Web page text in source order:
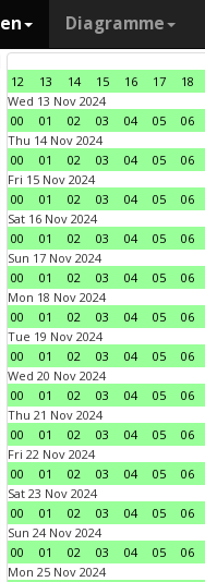
Diagramme
12 13 14 15 16 17 18
Wed 13 Nov 2024
00
01 02 03 04 05 06
Thu 14 Nov 2024
00
01 02 03 04 05 06
Fri 15 Nov 2024
00
01 02 03 04 05 06
Sat 16 Nov 2024
00
01 02 03 04 05 06
Sun 17 Nov 2024
00
01 02 03 04 05 06
Mon 18 Nov 2024
00
01 02 03 04 05 06
Tue 19 Nov 2024
00
01 02 03 04 05 06
Wed 20 Nov 2024
00
01 02 03 04 05 06
Thu 21 Nov 2024
00
01 02 03 04 05 06
Fri 22 Nov 2024
00
01 02 03 04 05 06
Sat 23 Nov 2024
00
01 02 03 04 05 06
Sun 24 Nov 2024
00
01 02 03 04 05 06
Mon 25 Nov 2024